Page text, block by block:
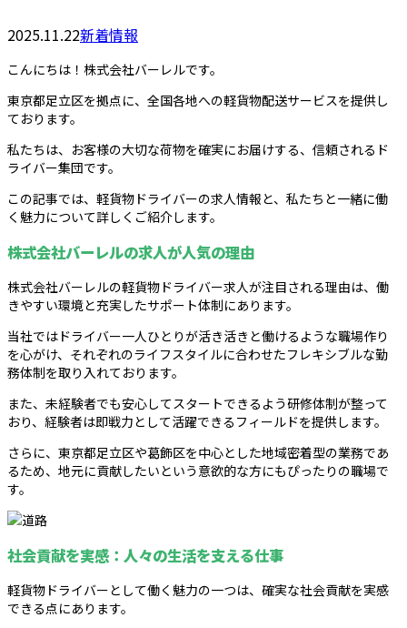
2025.11.22新着情報
こんにちは！株式会社バーレルです。
東京都足立区を拠点に、全国各地への軽貨物配送サービスを提供し
ております。
私たちは、お客様の大切な荷物を確実にお届けする、信頼されるド
ライバー集団です。
この記事では、軽貨物ドライバーの求人情報と、私たちと一緒に働
く魅力について詳しくご紹介します。
株式会社バーレルの求人が人気の理由
株式会社バーレルの軽貨物ドライバー求人が注目される理由は、働
きやすい環境と充実したサポート体制にあります。
当社ではドライバー一人ひとりが活き活きと働けるような職場作り
を心がけ、それぞれのライフスタイルに合わせたフレキシブルな勤
務体制を取り入れております。
また、未経験者でも安心してスタートできるよう研修体制が整って
おり、経験者は即戦力として活躍できるフィールドを提供します。
さらに、東京都足立区や葛飾区を中心とした地域密着型の業務であ
るため、地元に貢献したいという意欲的な方にもぴったりの職場で
す。
社会貢献を実感：人々の生活を支える仕事
軽貨物ドライバーとして働く魅力の一つは、確実な社会貢献を実感
できる点にあります。